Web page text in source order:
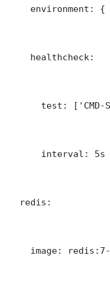
environment: {
    healthcheck:
test: ['CMD-
      interval: 5s
  redis:
image: